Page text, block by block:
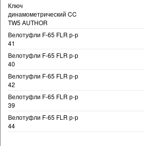
Ключ
динамометрический CC
TW5 AUTHOR
Велотуфли F-65 FLR р-р
41
Велотуфли F-65 FLR р-р
40
Велотуфли F-65 FLR р-р
42
Велотуфли F-65 FLR р-р
39
Велотуфли F-65 FLR р-р
44